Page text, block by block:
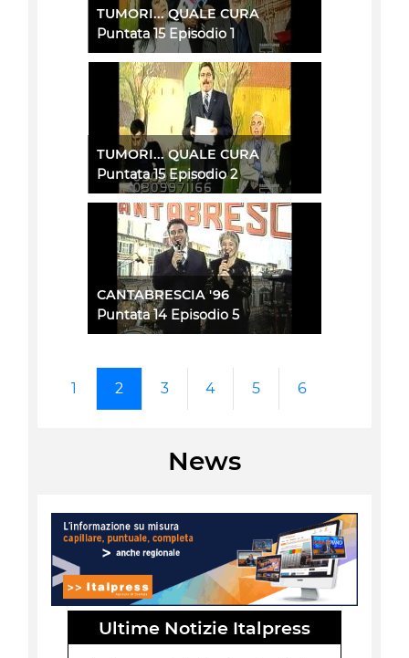
TUMORI... QUALE CURA
Puntata 15 Episodio 1
TUMORI... QUALE CURA
Puntata 15 Episodio 2
CANTABRESCIA '96
Puntata 14 Episodio 5
1 2 3 4 5 6
News
Ultime Notizie Italpress